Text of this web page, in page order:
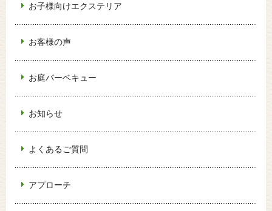
お子様向けエクステリア
お客様の声
お庭バーベキュー
お知らせ
よくあるご質問
アプローチ